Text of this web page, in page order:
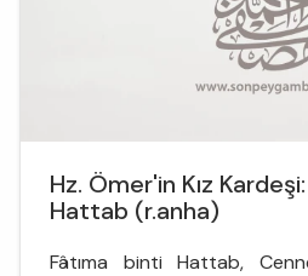
Hz. Ömer'in Kız
Hattab (r.anha)
Fâtıma binti Hattab,